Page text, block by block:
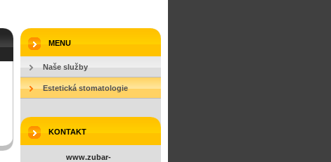
MENU
Naše služby
Estetická stomatologie
KONTAKT
www.zubar-